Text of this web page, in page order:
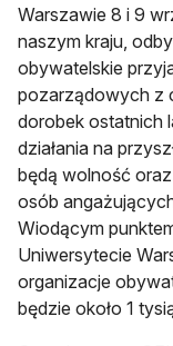
Warszawie 8 i 9
naszym kraju,
obywatelskie
pozarządowych z
dorobek ostatnich
działania na
będą wolność
osób
Wiodącym
Uniwersytecie
organizacje
będzie około 1